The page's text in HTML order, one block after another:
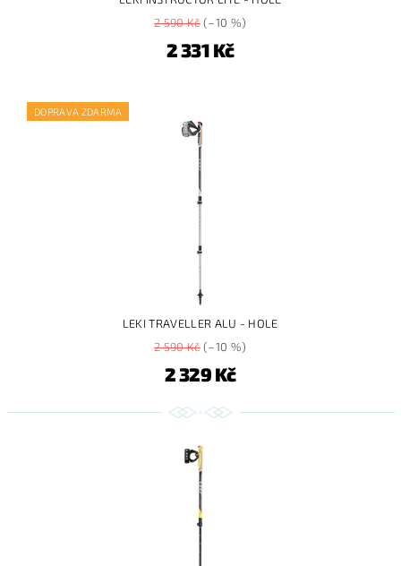
2 590 Kč(–10 %)
2 331 Kč
DOPRAVA ZDARMA
LEKI TRAVELLER ALU - HOLE
2 590 Kč(–10 %)
2 329 Kč